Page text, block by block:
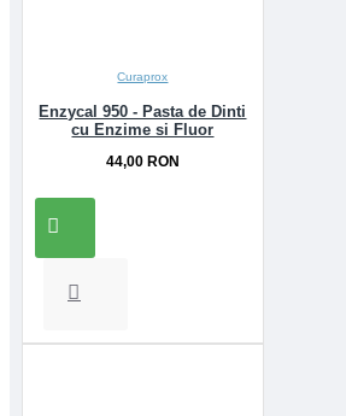
Curaprox
Enzycal 950 - Pasta de Dinti
cu Enzime si Fluor
44,00 RON